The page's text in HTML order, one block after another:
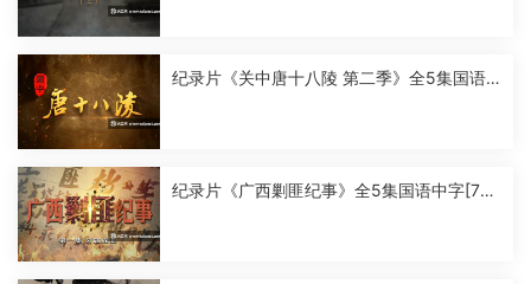
纪录片《关中唐十八陵 第二季》全5集国语
纪录片《广西剿匪纪事》全5集国语中字[720